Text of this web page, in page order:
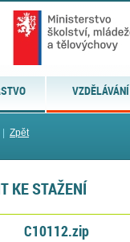
VZDĚLÁVÁNÍ
Zpět
KE STAŽENÍ
C10112.zip